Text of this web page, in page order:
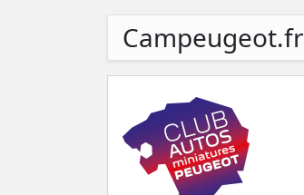
Campeugeot.fr